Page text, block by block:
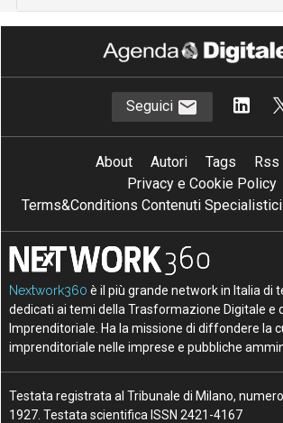
Seguici
About Autori Tags
Rss
Privacy e Cookie Policy
Terms&Conditions Contenuti Specialistici
Nextwork360 è il più grande network in Italia di
dedicati ai temi della Trasformazione Digitale e
Imprenditoriale. Ha la missione di diffondere la
imprenditoriale nelle imprese e pubbliche
Testata registrata al Tribunale di Milano,
1927. Testata scientifica ISSN 2421-4167